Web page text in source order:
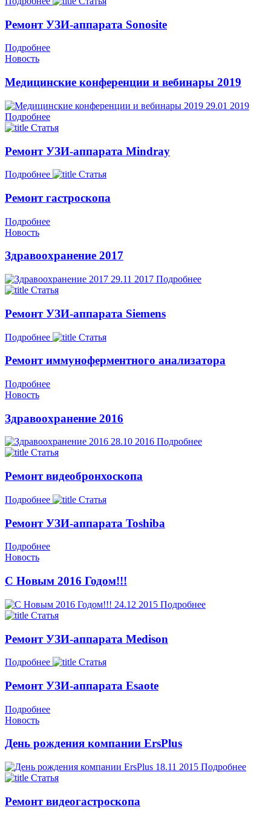
Ремонт УЗИ-аппарата Sonosite
Подробнее
Новость
Медицинские конференции и вебинары 2019
29.01 2019
Подробнее
Статья
Ремонт УЗИ-аппарата Mindray
Подробнее Статья
Ремонт гастроскопа
Подробнее
Новость
Здравоохранение 2017
29.11 2017 Подробнее
Статья
Ремонт УЗИ-аппарата Siemens
Подробнее Статья
Ремонт иммуноферментного анализатора
Подробнее
Новость
Здравоохранение 2016
28.10 2016 Подробнее
Статья
Ремонт видеобронхоскопа
Подробнее Статья
Ремонт УЗИ-аппарата Toshiba
Подробнее
Новость
С Новым 2016 Годом!!!
24.12 2015 Подробнее
Статья
Ремонт УЗИ-аппарата Medison
Подробнее Статья
Ремонт УЗИ-аппарата Esaote
Подробнее
Новость
День рождения компании ErsPlus
18.11 2015 Подробнее
Статья
Ремонт видеогастроскопа